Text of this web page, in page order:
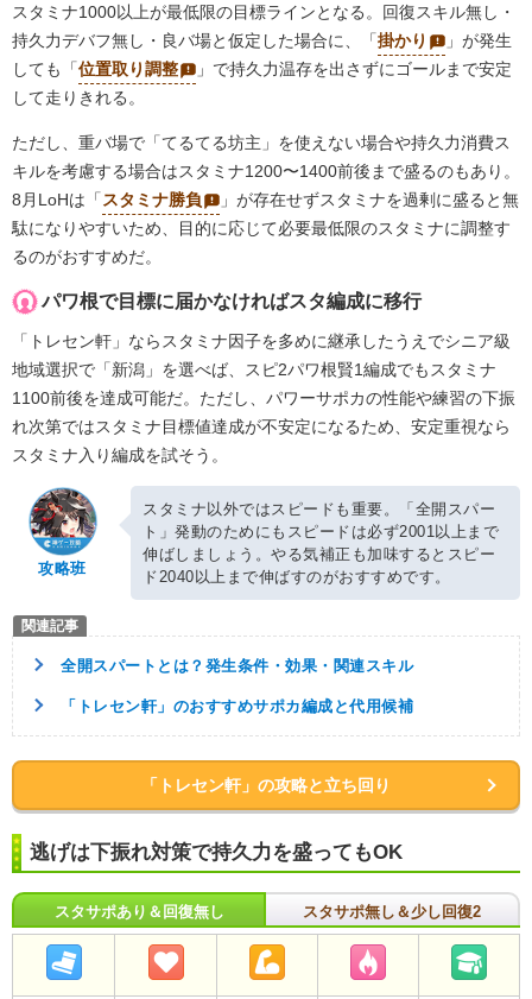
スタミナ1000以上が最低限の目標ラインとなる。回復スキル無し・
持久力デバフ無し・良バ場と仮定した場合に、「掛かり
」が発生
しても「位置取り調整
」で持久力温存を出さずにゴールまで安定
して走りきれる。
ただし、重バ場で「てるてる坊主」を使えない場合や持久力消費ス
キルを考慮する場合はスタミナ1200〜1400前後まで盛るのもあり。
8月LoHは「 スタミナ勝負
」が存在せずスタミナを過剰に盛ると無
駄になりやすいため、目的に応じて必要最低限のスタミナに調整す
るのがおすすめだ。
パワ根で目標に届かなければスタ編成に移行
「トレセン軒」ならスタミナ因子を多めに継承したうえでシニア級
地域選択で「新潟」を選べば、スピ2パワ根賢1編成でもスタミナ
1100前後を達成可能だ。ただし、パワーサポカの性能や練習の下振
れ次第ではスタミナ目標値達成が不安定になるため、安定重視なら
スタミナ入り編成を試そう。
攻略班
スタミナ以外ではスピードも重要。「全開スパー
ト」発動のためにもスピードは必ず2001以上まで
伸ばしましょう。やる気補正も加味するとスピー
ド2040以上まで伸ばすのがおすすめです。
全開スパートとは？発生条件・効果・関連スキル
「トレセン軒」のおすすめサポカ編成と代用候補
「トレセン軒」の攻略と立ち回り
逃げは下振れ対策で持久力を盛ってもOK
スタサポあり＆回復無し スタサポ無し＆少し回復2